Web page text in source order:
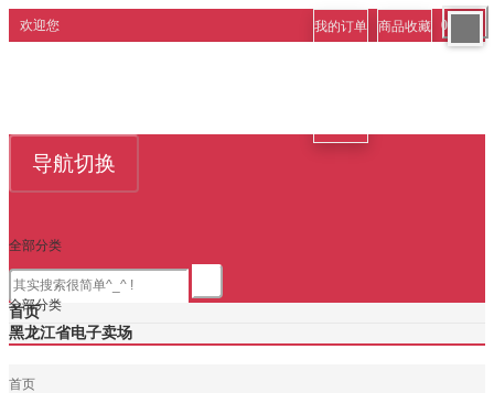
欢迎您 我的订单 商品收藏 0
导航切换
全部分类
首页
黑龙江省电子卖场
全部分类
首页
更多
更多
更多